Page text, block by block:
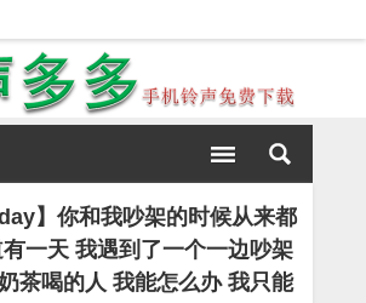
】你和我吵架的时候从来都
一天 我遇到了一个一边吵架
茶喝的人 我能怎么办 我只能